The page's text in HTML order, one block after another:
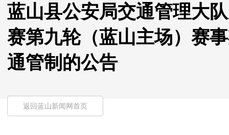
蓝山县公安局交通管理大
赛第九轮（蓝山主场）赛
通管制的公告
返回蓝山新闻网首页